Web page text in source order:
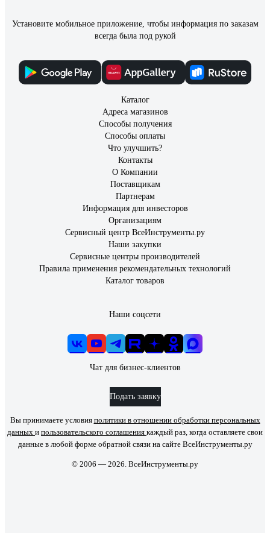
Установите мобильное приложение, чтобы информация по заказам
всегда была под рукой
Каталог
Адреса магазинов
Способы получения
Способы оплаты
Что улучшить?
Контакты
О Компании
Поставщикам
Партнерам
Информация для инвесторов
Организациям
Сервисный центр ВсеИнструменты.ру
Наши закупки
Сервисные центры производителей
Правила применения рекомендательных технологий
Каталог товаров
Наши соцсети
Чат для бизнес-клиентов
Подать заявку
Вы принимаете условия политики в отношении обработки персональных
данных и пользовательского соглашения каждый раз, когда оставляете свои
данные в любой форме обратной связи на сайте ВсеИнструменты.ру
© 2006 — 2026. ВсеИнструменты.ру